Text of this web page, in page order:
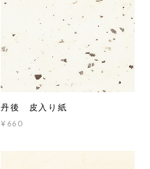
丹後 皮入り紙
¥660